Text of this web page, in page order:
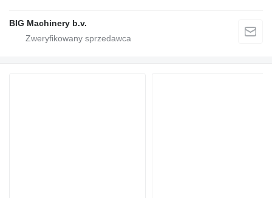
BIG Machinery b.v.